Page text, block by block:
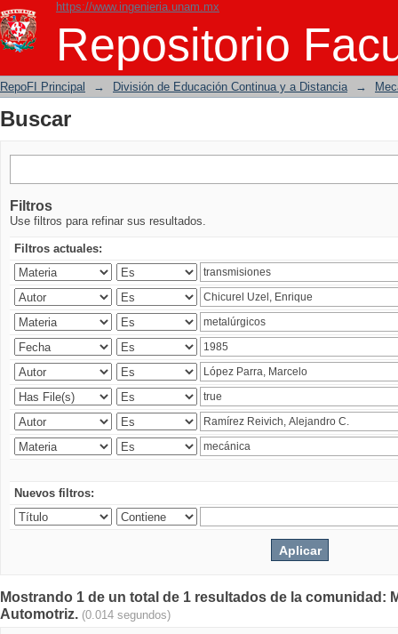
https://www.ingenieria.unam.mx
Repositorio
Buscar
RepoFI Principal → División de Educación Continua y a Distancia →
Buscar
Filtros
Use filtros para refinar sus resultados.
Filtros actuales:
Nuevos filtros:
Mostrando 1 de un total de 1 resultados de la comunidad:
Automotriz. (0.014 segundos)